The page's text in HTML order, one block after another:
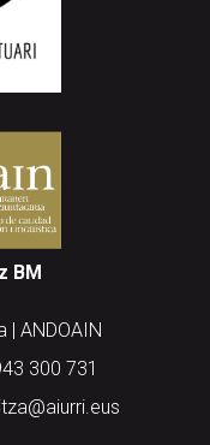
BM
| ANDOAIN
300 731